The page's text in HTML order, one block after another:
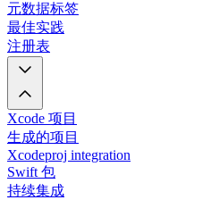
元数据标签
最佳实践
注册表
Xcode 项目
生成的项目
Xcodeproj integration
Swift 包
持续集成